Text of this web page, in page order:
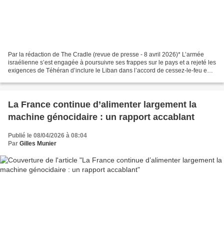
Par la rédaction de The Cradle (revue de presse - 8 avril 2026)* L’armée
israélienne s’est engagée à poursuivre ses frappes sur le pays et a rejeté les
exigences de Téhéran d’inclure le Liban dans l’accord de cessez-le-feu en
La France continue d’alimenter largement la
machine génocidaire : un rapport accablant
Publié le 08/04/2026 à 08:04
Par Gilles Munier